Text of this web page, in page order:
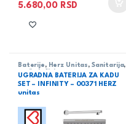
5.680,00 RSD
Baterije , Herz Unitas , Sanitarija,
serija Infinity
UGRADNA BATERIJA ZA KADU
SET – INFINITY – 00371 HERZ
unitas